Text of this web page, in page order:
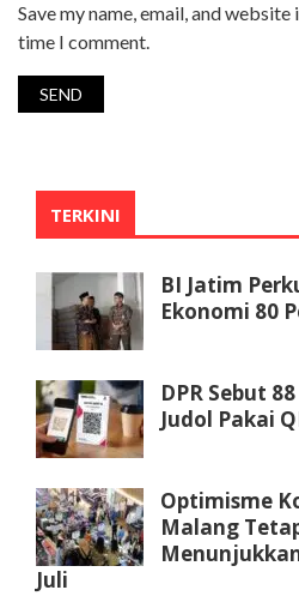
Save my name, email, and
time I comment.
TERKINI
BI Jatim
Ekonomi 80
DPR Sebut
Judol Pakai
Optimisme
Malang
Juli